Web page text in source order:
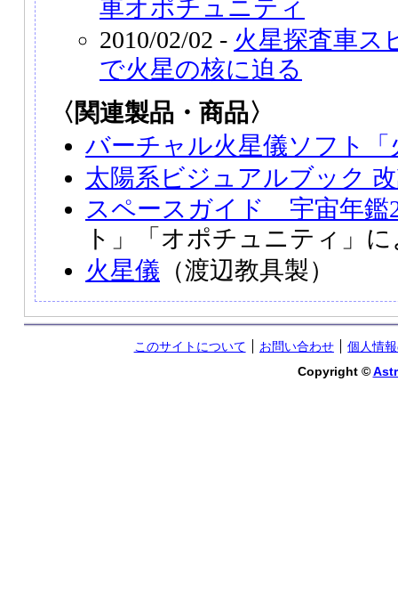
車オポチュニティ
2010/02/02 - 火星探査車ス
で火星の核に迫る
〈関連製品・商品〉
バーチャル火星儀ソフト
太陽系ビジュアルブック
スペースガイド 宇宙年鑑
ト」「オポチュニティ」
火星儀 （渡辺教具製）
このサイトについて お問い合わせ
個人情
Copyright ©